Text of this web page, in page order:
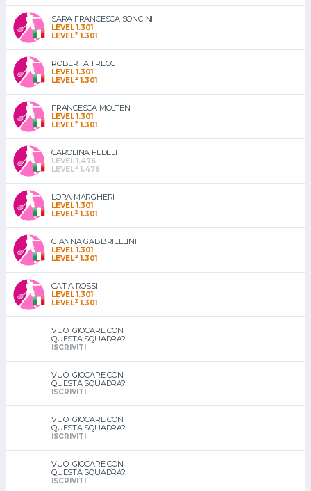
SARA FRANCESCA SONCINI
LEVEL 1.301
LEVEL2 1.301
ROBERTA TREGGI
LEVEL 1.301
LEVEL2 1.301
FRANCESCA MOLTENI
LEVEL 1.301
LEVEL2 1.301
CAROLINA FEDELI
LEVEL 1.476
LEVEL2 1.476
LORA MARGHERI
LEVEL 1.301
LEVEL2 1.301
GIANNA GABBRIELLINI
LEVEL 1.301
LEVEL2 1.301
CATIA ROSSI
LEVEL 1.301
LEVEL2 1.301
VUOI GIOCARE CON
QUESTA SQUADRA?
ISCRIVITI
VUOI GIOCARE CON
QUESTA SQUADRA?
ISCRIVITI
VUOI GIOCARE CON
QUESTA SQUADRA?
ISCRIVITI
VUOI GIOCARE CON
QUESTA SQUADRA?
ISCRIVITI